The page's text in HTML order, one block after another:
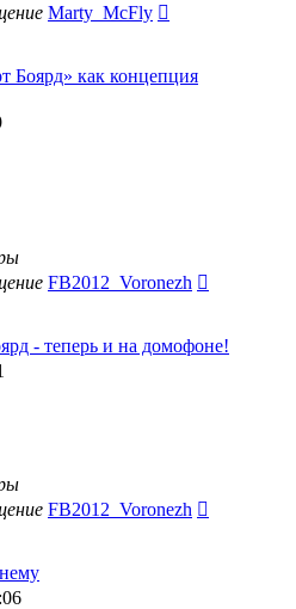
Marty_McFly
Боярд» как концепция
FB2012_Voronezh
- теперь и на домофоне!
FB2012_Voronezh